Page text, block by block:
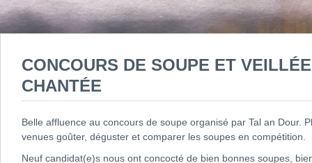
CONCOURS DE SOUPE ET VEILLÉE
CHANTÉE
Belle affluence au concours de soupe organisé par Tal an Dour.
venues goûter, déguster et comparer les soupes en compétition.
Neuf candidat(e)s nous ont concocté de bien bonnes soupes,